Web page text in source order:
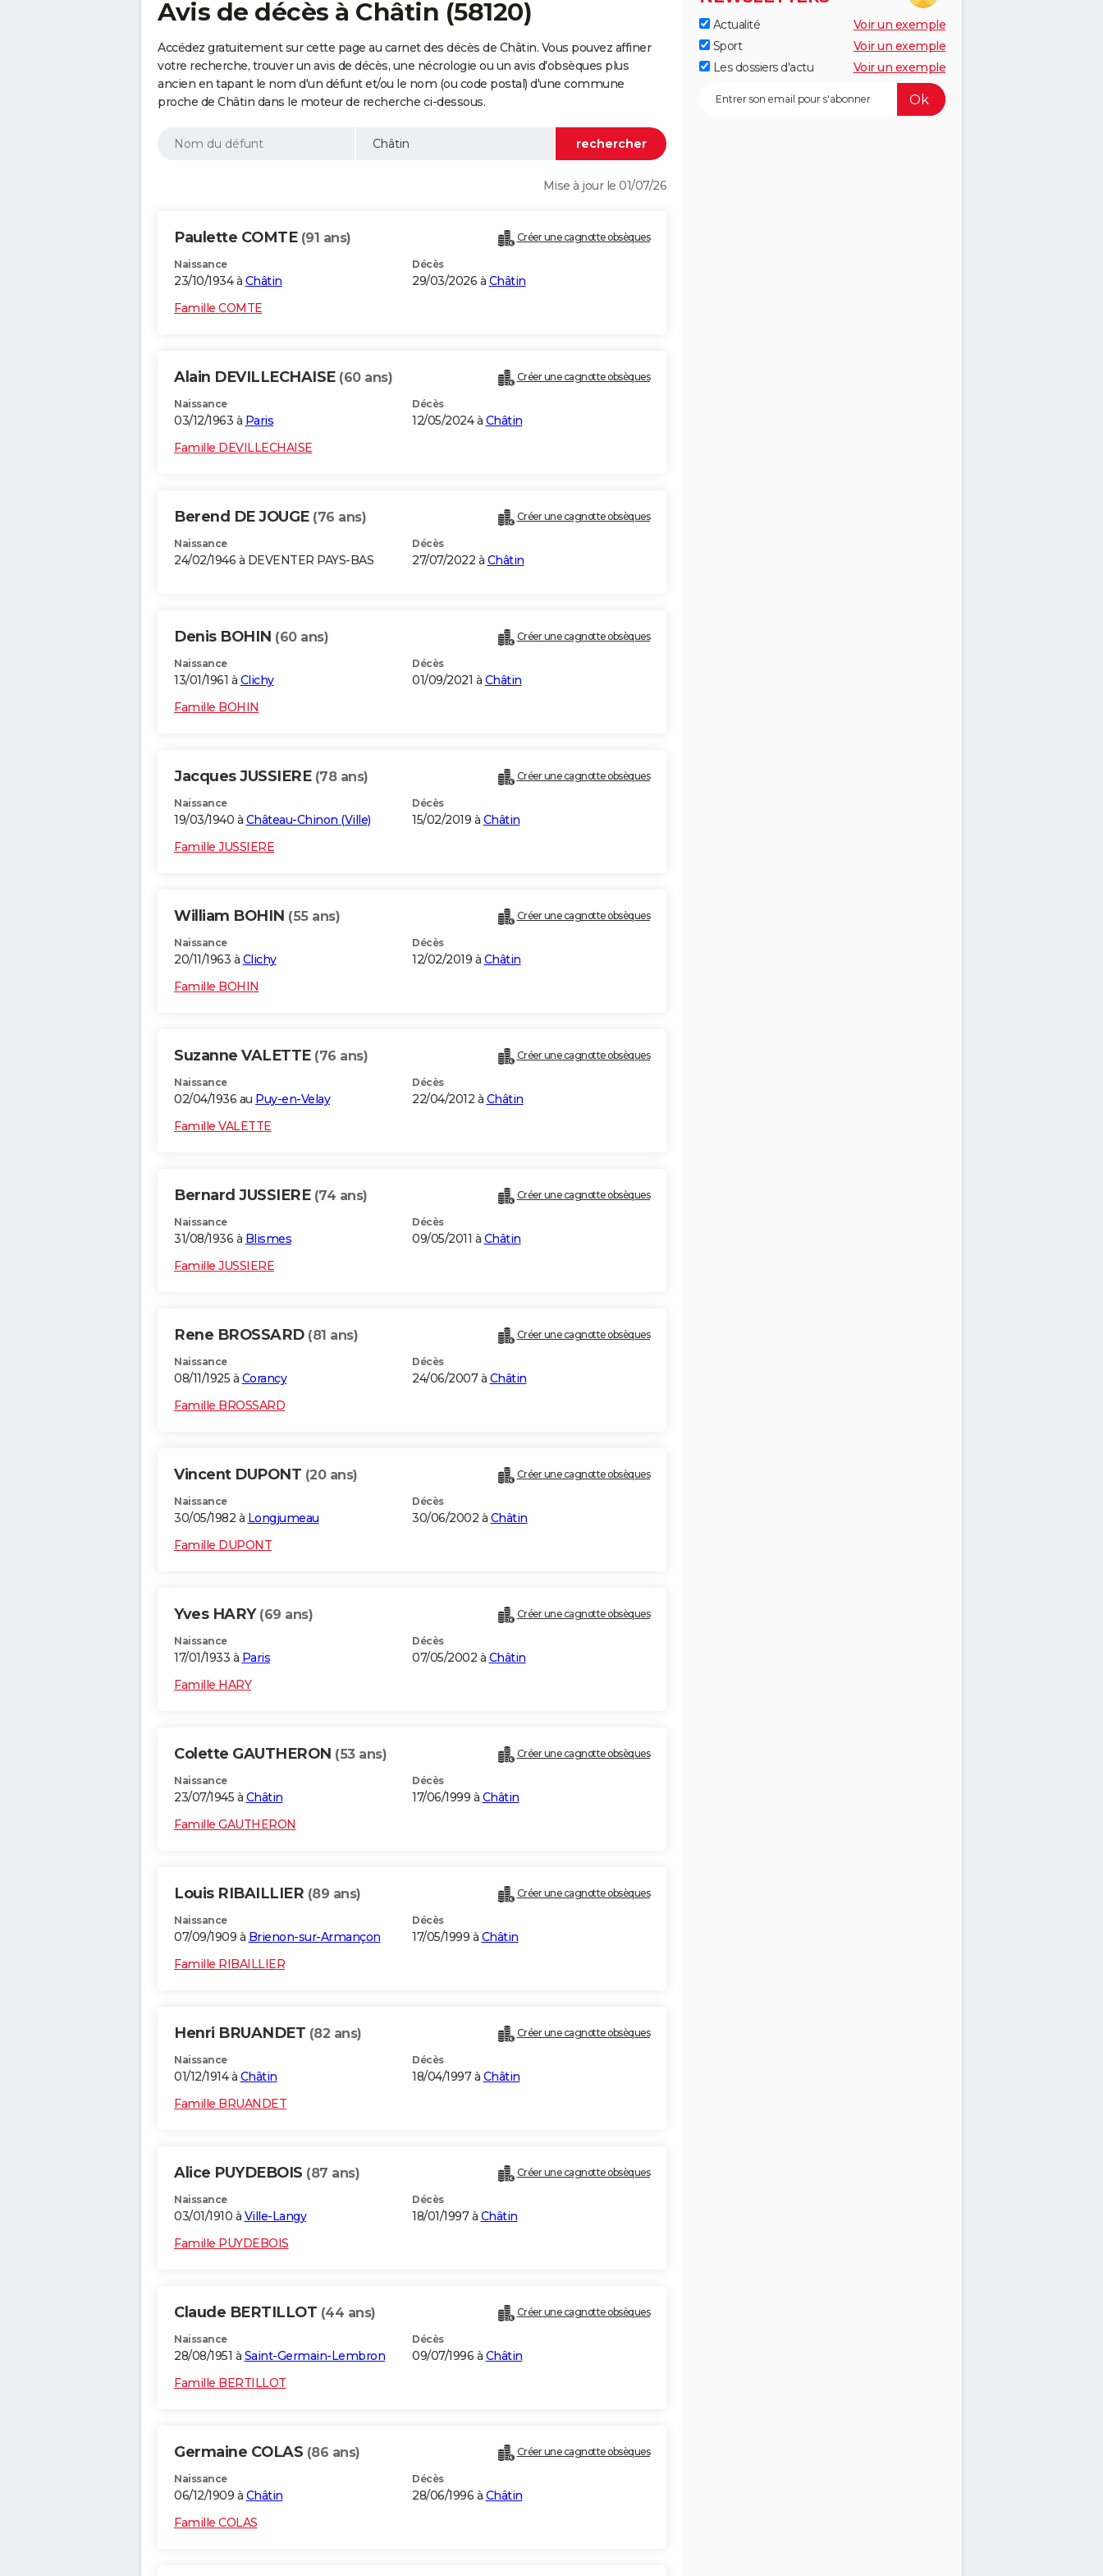
Avis de décès à Châtin (58120)
Accédez gratuitement sur cette page au carnet des décès de Châtin. Vous pouvez affiner
votre recherche, trouver un avis de décès, une nécrologie ou un avis d'obsèques plus
ancien en tapant le nom d'un défunt et/ou le nom (ou code postal) d'une commune
proche de Châtin dans le moteur de recherche ci-dessous.
Mise à jour le 01/07/26
Paulette COMTE (91 ans) Créer une cagnotte obsèques
Naissance
23/10/1934 à Châtin
Décès
29/03/2026 à Châtin
Famille COMTE
Alain DEVILLECHAISE (60 ans) Créer une cagnotte obsèques
Naissance
03/12/1963 à Paris
Décès
12/05/2024 à Châtin
Famille DEVILLECHAISE
Berend DE JOUGE (76 ans) Créer une cagnotte obsèques
Naissance
24/02/1946 à DEVENTER PAYS-BAS
Décès
27/07/2022 à Châtin
Denis BOHIN (60 ans) Créer une cagnotte obsèques
Naissance
13/01/1961 à Clichy
Décès
01/09/2021 à Châtin
Famille BOHIN
Jacques JUSSIERE (78 ans) Créer une cagnotte obsèques
Naissance
19/03/1940 à Château-Chinon (Ville)
Décès
15/02/2019 à Châtin
Famille JUSSIERE
William BOHIN (55 ans) Créer une cagnotte obsèques
Naissance
20/11/1963 à Clichy
Décès
12/02/2019 à Châtin
Famille BOHIN
Suzanne VALETTE (76 ans) Créer une cagnotte obsèques
Naissance
02/04/1936 au Puy-en-Velay
Décès
22/04/2012 à Châtin
Famille VALETTE
Bernard JUSSIERE (74 ans) Créer une cagnotte obsèques
Naissance
31/08/1936 à Blismes
Décès
09/05/2011 à Châtin
Famille JUSSIERE
Rene BROSSARD (81 ans) Créer une cagnotte obsèques
Naissance
08/11/1925 à Corancy
Décès
24/06/2007 à Châtin
Famille BROSSARD
Vincent DUPONT (20 ans) Créer une cagnotte obsèques
Naissance
30/05/1982 à Longjumeau
Décès
30/06/2002 à Châtin
Famille DUPONT
Yves HARY (69 ans) Créer une cagnotte obsèques
Naissance
17/01/1933 à Paris
Décès
07/05/2002 à Châtin
Famille HARY
Colette GAUTHERON (53 ans) Créer une cagnotte obsèques
Naissance
23/07/1945 à Châtin
Décès
17/06/1999 à Châtin
Famille GAUTHERON
Louis RIBAILLIER (89 ans) Créer une cagnotte obsèques
Naissance
07/09/1909 à Brienon-sur-Armançon
Décès
17/05/1999 à Châtin
Famille RIBAILLIER
Henri BRUANDET (82 ans) Créer une cagnotte obsèques
Naissance
01/12/1914 à Châtin
Décès
18/04/1997 à Châtin
Famille BRUANDET
Alice PUYDEBOIS (87 ans) Créer une cagnotte obsèques
Naissance
03/01/1910 à Ville-Langy
Décès
18/01/1997 à Châtin
Famille PUYDEBOIS
Claude BERTILLOT (44 ans) Créer une cagnotte obsèques
Naissance
28/08/1951 à Saint-Germain-Lembron
Décès
09/07/1996 à Châtin
Famille BERTILLOT
Germaine COLAS (86 ans) Créer une cagnotte obsèques
Naissance
06/12/1909 à Châtin
Décès
28/06/1996 à Châtin
Famille COLAS
Actualité
Voir un exemple
Sport
Voir un exemple
Les dossiers d'actu
Voir un exemple